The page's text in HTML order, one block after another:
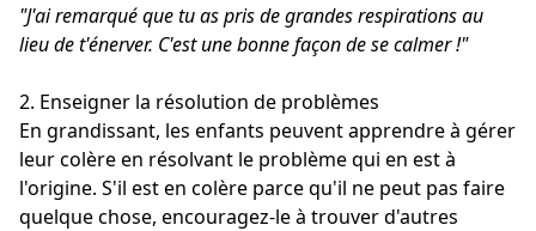
"J'ai remarqué que tu as pris de grandes respirations au
lieu de t'énerver. C'est une bonne façon de se calmer !"
2. Enseigner la résolution de problèmes
En grandissant, les enfants peuvent apprendre à gérer
leur colère en résolvant le problème qui en est à
l'origine. S'il est en colère parce qu'il ne peut pas faire
quelque chose, encouragez-le à trouver d'autres